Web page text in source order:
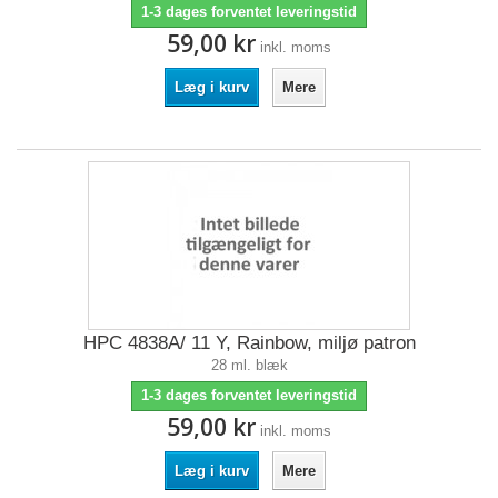
1-3 dages forventet leveringstid
59,00 kr inkl. moms
Læg i kurv Mere
HPC 4838A/ 11 Y, Rainbow, miljø patron
28 ml. blæk
1-3 dages forventet leveringstid
59,00 kr inkl. moms
Læg i kurv Mere